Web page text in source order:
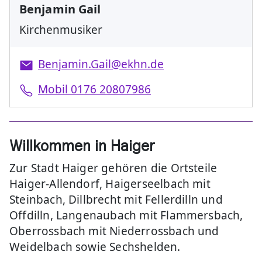
Benjamin Gail
Kirchenmusiker
Benjamin.Gail@ekhn.de
Mobil 0176 20807986
Willkommen in Haiger
Zur Stadt Haiger gehören die Ortsteile
Haiger-Allendorf, Haigerseelbach mit
Steinbach, Dillbrecht mit Fellerdilln und
Offdilln, Langenaubach mit Flammersbach,
Oberrossbach mit Niederrossbach und
Weidelbach sowie Sechshelden.